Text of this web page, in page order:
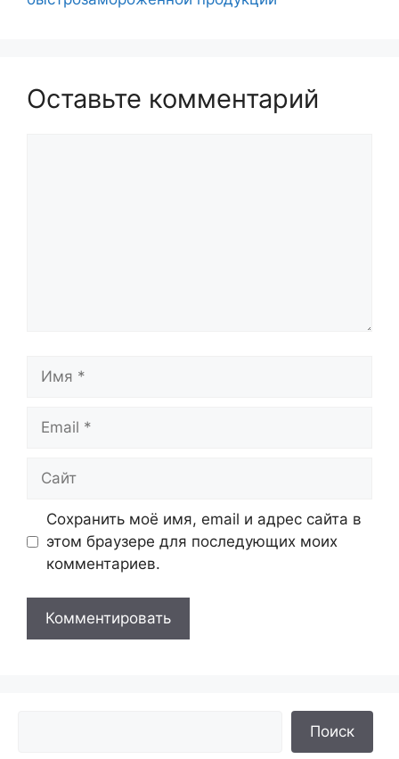
Оставьте комментарий
Сохранить моё имя, email и адрес сайта в
этом браузере для последующих моих
комментариев.
Поиск